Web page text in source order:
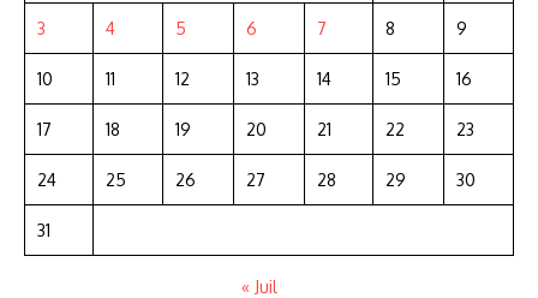
3 4 5 6 7 8 9
10 11 12 13 14 15 16
17 18 19 20 21 22 23
24 25 26 27 28 29 30
31
« Juil